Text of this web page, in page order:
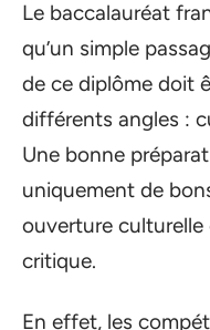
Le baccalauréat
qu’un simple
de ce diplôme doit
différents angles :
Une bonne
uniquement de
ouverture culturelle
critique.
En effet, les